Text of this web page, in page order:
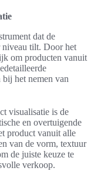
dat de
niveau tilt. Door het
om producten vanuit
bij het nemen van
visualisatie is de
en overtuigende
product vanuit alle
van de vorm, textuur
de juiste keuze te
verkoop.